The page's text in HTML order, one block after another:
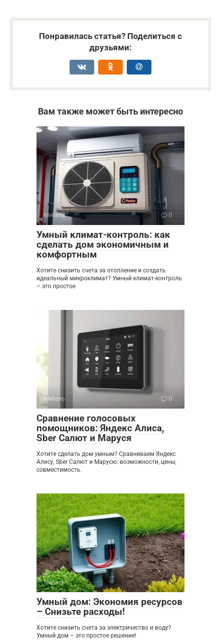
Понравилась статья? Поделиться с
друзьями:
Вам также может быть интересно
Мебель 0
Умный климат-контроль: как
сделать дом экономичным и
комфортным
Хотите снизить счета за отопление и создать
идеальный микроклимат? Умный климат-контроль
– это простое
Мебель 0
Сравнение голосовых
помощников: Яндекс Алиса,
Sber Салют и Маруся
Хотите сделать дом умным? Сравниваем Яндекс
Алису, Sber Салют и Марусю: возможности, цены,
совместимость.
Мебель 0
Умный дом: Экономия ресурсов
– Снизьте расходы!
Хотите снизить счета за электричество и воду?
Умный дом – это простое решение!